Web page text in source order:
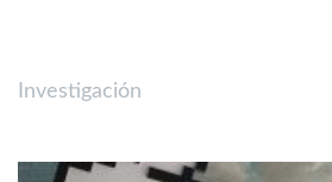
Investigación